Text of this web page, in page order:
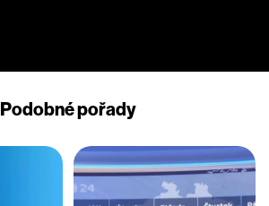
Podobné pořady